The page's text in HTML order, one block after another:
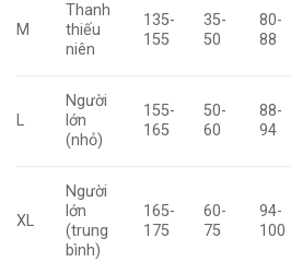
M
Thanh
thiếu
niên
135-
155
35-
50
80-
88
L
Người
lớn
(nhỏ)
155-
165
50-
60
88-
94
XL
Người
lớn
(trung
bình)
165-
175
60-
75
94-
100